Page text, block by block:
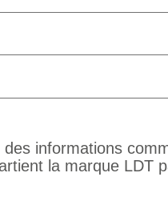
des informations
la marque LDT